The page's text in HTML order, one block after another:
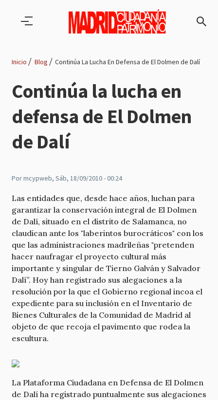
Ruta
de
navegación
Inicio Blog Continúa La Lucha En Defensa de El Dolmen de Dalí
Continúa la lucha en
defensa de El Dolmen
de Dalí
Pormcypweb, Sáb, 18/09/2010 - 00:24
Las entidades que, desde hace años, luchan para
garantizar la conservación integral de El Dolmen
de Dalí, situado en el distrito de Salamanca, no
claudican ante los "laberintos burocráticos" con los
que las administraciones madrileñas "pretenden
hacer naufragar el proyecto cultural más
importante y singular de Tierno Galván y Salvador
Dalí”. Hoy han registrado sus alegaciones a la
resolución por la que el Gobierno regional incoa el
expediente para su inclusión en el Inventario de
Bienes Culturales de la Comunidad de Madrid al
objeto de que recoja el pavimento que rodea la
escultura.
La Plataforma Ciudadana en Defensa de El Dolmen
de Dalí ha registrado puntualmente sus alegaciones